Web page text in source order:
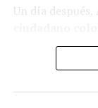
ha presentado
a los
generando
Desde
Un día después,
crimen.La